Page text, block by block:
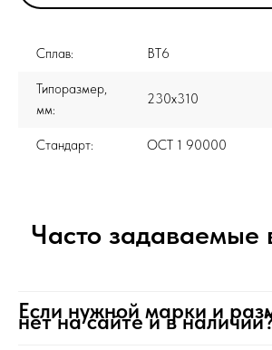
Сплав: ВТ6
Типоразмер,
мм:
230x310
Стандарт: ОСТ 1 90000
Часто задаваемые
Если нужной марки и
нет на сайте и в